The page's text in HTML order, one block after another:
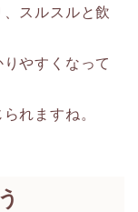
スルスルと飲
やすくなって
れますね。